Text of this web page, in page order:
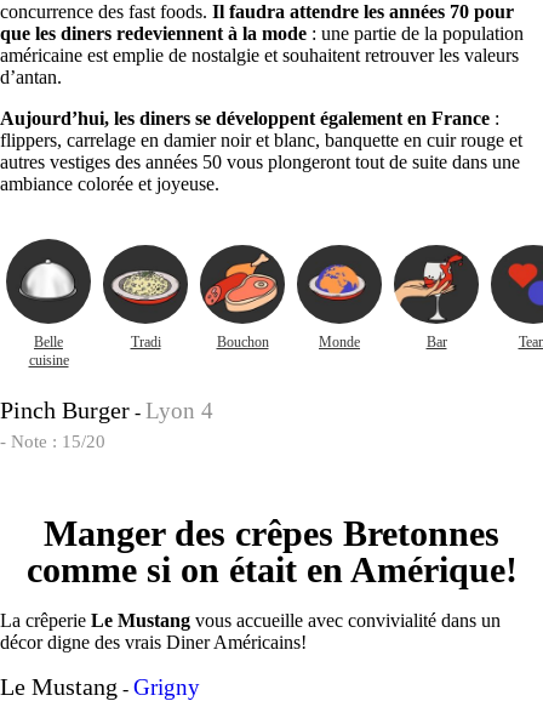
concurrence des fast foods. Il faudra attendre les années 70 pour
que les diners redeviennent à la mode : une partie de la population
américaine est emplie de nostalgie et souhaitent retrouver les valeurs
d’antan.
Aujourd’hui, les diners se développent également en France :
flippers, carrelage en damier noir et blanc, banquette en cuir rouge et
autres vestiges des années 50 vous plongeront tout de suite dans une
ambiance colorée et joyeuse.
Belle
cuisine
Tradi Bouchon Monde Bar
Pinch Burger - Lyon 4
- Note : 15/20
Manger des crêpes Bretonnes
comme si on était en Amérique!
La crêperie Le Mustang vous accueille avec convivialité dans un
décor digne des vrais Diner Américains!
Le Mustang - Grigny